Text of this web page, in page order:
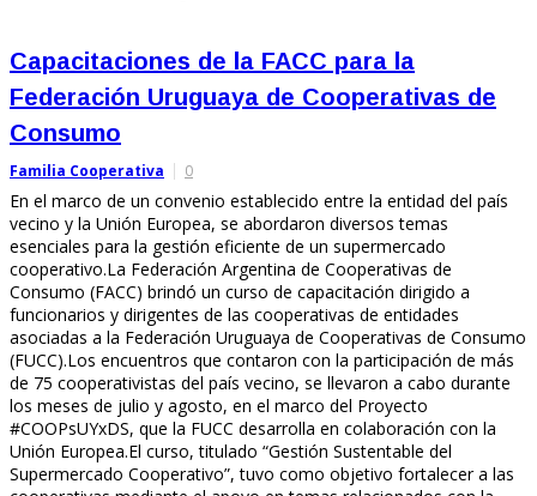
Capacitaciones de la FACC para la
Federación Uruguaya de Cooperativas de
Consumo
Familia Cooperativa 0
En el marco de un convenio establecido entre la entidad del país
vecino y la Unión Europea, se abordaron diversos temas
esenciales para la gestión eficiente de un supermercado
cooperativo.La Federación Argentina de Cooperativas de
Consumo (FACC) brindó un curso de capacitación dirigido a
funcionarios y dirigentes de las cooperativas de entidades
asociadas a la Federación Uruguaya de Cooperativas de Consumo
(FUCC).Los encuentros que contaron con la participación de más
de 75 cooperativistas del país vecino, se llevaron a cabo durante
los meses de julio y agosto, en el marco del Proyecto
#COOPsUYxDS, que la FUCC desarrolla en colaboración con la
Unión Europea.El curso, titulado “Gestión Sustentable del
Supermercado Cooperativo”, tuvo como objetivo fortalecer a las